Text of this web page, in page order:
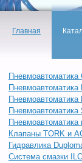
Главная
Пневмоавтоматика
Пневмоавтоматика
Пневмоавтоматика
Пневмоавтоматика
Клапаны TORK и
Гидравлика
Система смазки ILC